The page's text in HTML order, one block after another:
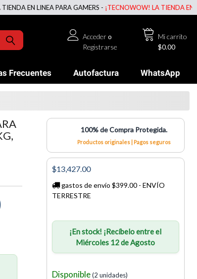
EN LINEA PARA GAMERS -¡TECNOWOW! LA TIENDA EN LINEA
Mi carrito
$0.00
Accedero
Registrarse
Frecuentes Autofactura WhatsApp
100% de Compra Protegida.
Productos originales | Pagos seguros
$13,427.00
gastos de envío $399.00 - ENVÍO
TERRESTRE
¡En stock! ¡Recíbelo entre el
Miércoles 12 de Agosto
Disponible(2 unidades)